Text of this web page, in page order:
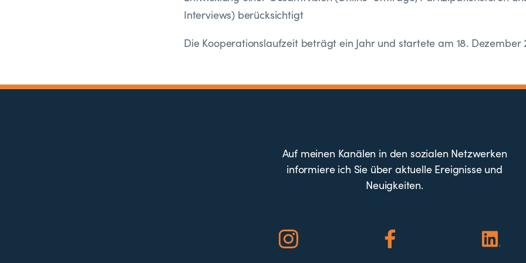
Interviews) berücksichtigt
Die Kooperationslaufzeit beträgt ein Jahr und startete am 18. Dezember
Auf meinen Kanälen in den sozialen Netzwerken
informiere ich Sie über aktuelle Ereignisse und
Neuigkeiten.